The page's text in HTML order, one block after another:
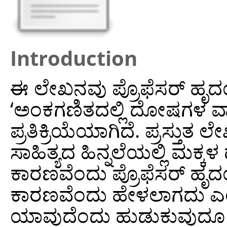
Introduction
ಈ ಲೇಖನವು ಪ್ರೊಫೆಸರ್
‘ಅಂಕಗಣಿತದಲ್ಲಿ ದೋಷಗಳ
ಪ್ರತಿಕ್ರಿಯೆಯಾಗಿದೆ. ಪ್ರಸ್ತುತ
ಸಾಹಿತ್ಯದ ಹಿನ್ನಲೆಯಲ್ಲಿ
ಕಾರಣವೆಂದು ಪ್ರೊಫೆಸರ್
ಕಾರಣವೆಂದು ಹೇಳಲಾಗದು
ಯಾವುದೆಂದು